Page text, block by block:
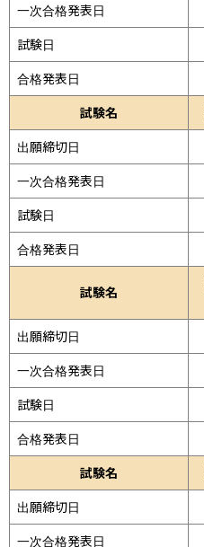
一次合格発表日
試験日
合格発表日
試験名
出願締切日
一次合格発表日
試験日
合格発表日
試験名
出願締切日
一次合格発表日
試験日
合格発表日
試験名
出願締切日
一次合格発表日